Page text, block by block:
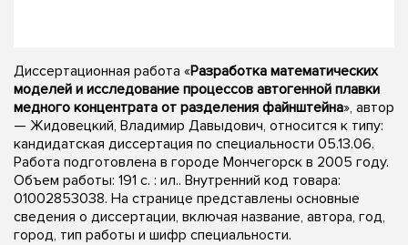
Диссертационная работа «Разработка математических
моделей и исследование процессов автогенной плавки
медного концентрата от разделения файнштейна», автор
— Жидовецкий, Владимир Давыдович, относится к типу:
кандидатская диссертация по специальности 05.13.06.
Работа подготовлена в городе Мончегорск в 2005 году.
Объем работы: 191 с. : ил.. Внутренний код товара:
01002853038. На странице представлены основные
сведения о диссертации, включая название, автора, год,
город, тип работы и шифр специальности.